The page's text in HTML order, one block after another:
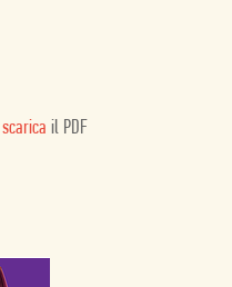
scarica il PDF